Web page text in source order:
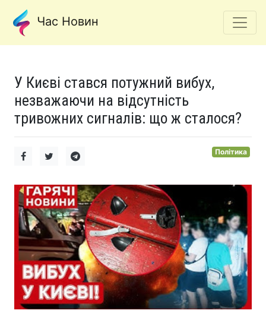
Час Новин
У Києві стався потужний вибух,
незважаючи на відсутність
тривожних сигналів: що ж сталося?
Політика